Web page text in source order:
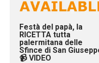
Festà del papà, la
RICETTA tutta
palermitana delle
Sfince di San
📹 VIDEO